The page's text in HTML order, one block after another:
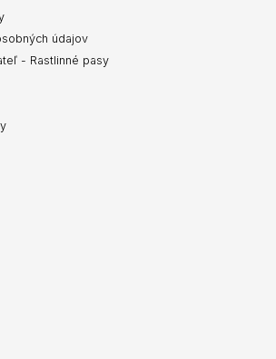
údajov
- Rastlinné pasy